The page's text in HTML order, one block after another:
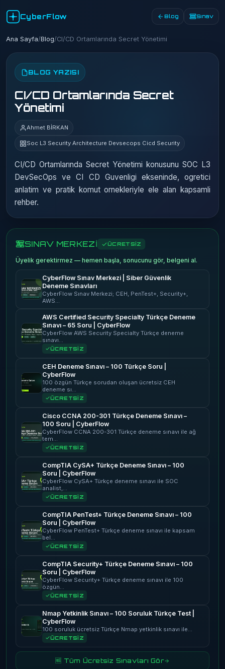
CyberFlow Blog Sınav
Ana Sayfa/Blog/CI/CD Ortamlarında Secret Yönetimi
BLOG YAZISI
CI/CD Ortamlarında Secret
Yönetimi
Ahmet BİRKAN
Soc L3 Security Architecture Devsecops Cicd Security
CI/CD Ortamlarında Secret Yönetimi konusunu SOC L3
DevSecOps ve CI CD Guvenligi ekseninde, ogretici
anlatim ve pratik komut ornekleriyle ele alan kapsamli
rehber.
SINAV MERKEZİ ÜCRETSİZ
Üyelik gerektirmez — hemen başla, sonucunu gör, belgeni al.
CyberFlow Sınav Merkezi | Siber Güvenlik
Deneme Sınavları
CyberFlow Sınav Merkezi; CEH, PenTest+, Security+,
AWS…
AWS Certified Security Specialty Türkçe Deneme
Sınavı – 65 Soru | CyberFlow
CyberFlow AWS Security Specialty Türkçe deneme
sınavı…
ÜCRETSİZ
CEH Deneme Sınavı – 100 Türkçe Soru |
CyberFlow
100 özgün Türkçe sorudan oluşan ücretsiz CEH
deneme sı…
ÜCRETSİZ
Cisco CCNA 200-301 Türkçe Deneme Sınavı –
100 Soru | CyberFlow
CyberFlow CCNA 200-301 Türkçe deneme sınavı ile ağ
tem…
ÜCRETSİZ
CompTIA CySA+ Türkçe Deneme Sınavı – 100
Soru | CyberFlow
CyberFlow CySA+ Türkçe deneme sınavı ile SOC
analist,…
ÜCRETSİZ
CompTIA PenTest+ Türkçe Deneme Sınavı – 100
Soru | CyberFlow
CyberFlow PenTest+ Türkçe deneme sınavı ile kapsam
bel…
ÜCRETSİZ
CompTIA Security+ Türkçe Deneme Sınavı – 100
Soru | CyberFlow
CyberFlow Security+ Türkçe deneme sınavı ile 100
özgün…
ÜCRETSİZ
Nmap Yetkinlik Sınavı – 100 Soruluk Türkçe Test |
CyberFlow
100 soruluk ücretsiz Türkçe Nmap yetkinlik sınavı ile…
ÜCRETSİZ
🆓 Tüm Ücretsiz Sınavları Gör